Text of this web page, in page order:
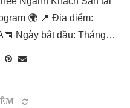
🌍 📍 Địa điểm:
Ngày bắt đầu: Tháng…